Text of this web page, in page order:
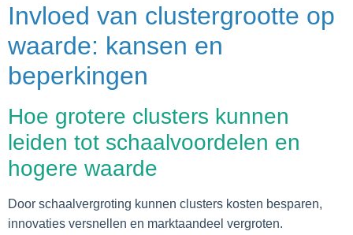
Invloed van clustergrootte op
waarde: kansen en
beperkingen
Hoe grotere clusters kunnen
leiden tot schaalvoordelen en
hogere waarde
Door schaalvergroting kunnen clusters kosten besparen,
innovaties versnellen en marktaandeel vergroten.